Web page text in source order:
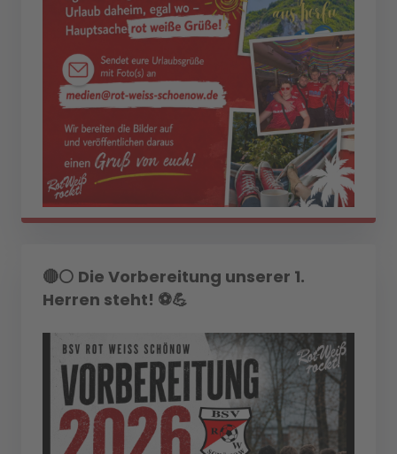
🔴⚪ Die Vorbereitung unserer 1.
Herren steht! ⚽💪